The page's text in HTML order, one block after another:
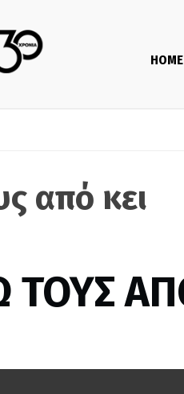
HOME
από κει
ΤΟΥΣ